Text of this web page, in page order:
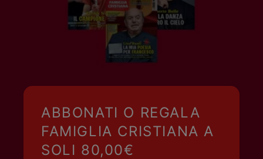
ABBONATI O REGALA
FAMIGLIA CRISTIANA A
SOLI 80,00€